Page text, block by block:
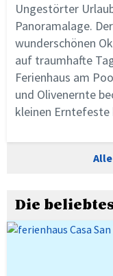
Ungestörter
Panoramalage.
wunderschönen
auf traumhafte
Ferienhaus am
und Olivenernte
kleinen Erntefeste
Die